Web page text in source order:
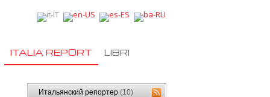
ITALIA REPORT LIBRI
Итальянский репортер(10)